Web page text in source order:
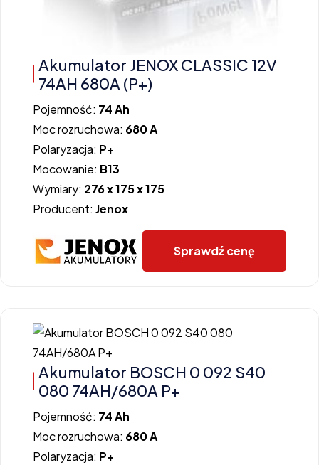
Akumulator JENOX CLASSIC 12V
74AH 680A (P+)
Pojemność: 74 Ah
Moc rozruchowa: 680 A
Polaryzacja: P+
Mocowanie: B13
Wymiary: 276 x 175 x 175
Producent: Jenox
Sprawdź cenę
Akumulator BOSCH 0 092 S40
080 74AH/680A P+
Pojemność: 74 Ah
Moc rozruchowa: 680 A
Polaryzacja: P+